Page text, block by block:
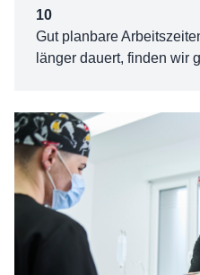
10
Gut planbare
länger dauert, finden wir